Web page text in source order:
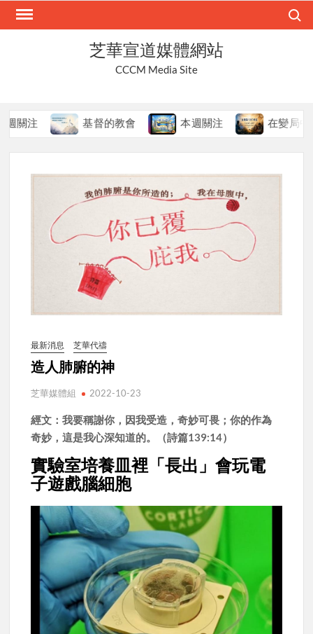
Skip
芝華宣道媒體網站
CCCM Media Site
基督的教會 本週關注 在變局中持守真道
最新消息 芝華代禱
造人肺腑的神
芝華媒體組 2022-10-23
經文：我要稱謝你，因我受造，奇妙可畏；你的作為
奇妙，這是我心深知道的。（詩篇139:14）
實驗室培養皿裡「長出」會玩電
子遊戲腦細胞